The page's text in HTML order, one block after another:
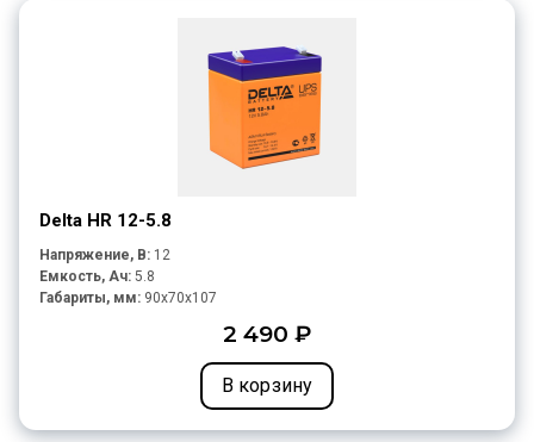
Delta HR 12-5.8
Напряжение, В: 12
Емкость, Ач: 5.8
Габариты, мм: 90x70x107
2 490 ₽
В корзину